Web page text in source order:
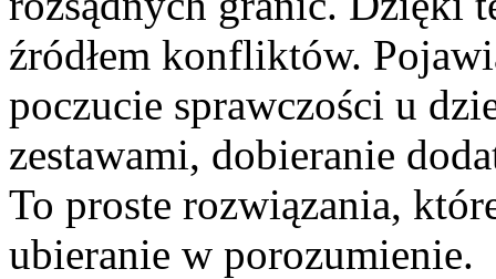
źródłem konfliktów.
poczucie sprawczości u
zestawami, dobieranie
To proste rozwiązania,
ubieranie w porozumienie.